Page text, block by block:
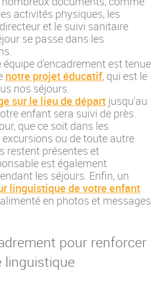
activités physiques, les
et le suivi sanitaire
se passe dans les
équipe d'encadrement est tenue
notre projet éducatif, qui est le
nos séjours.
sur le lieu de départ jusqu'au
enfant sera suivi de près.
que ce soit dans les
ou de toute autre
restent présentes et
est également
les séjours. Enfin, un
linguistique de votre enfant
en photos et messages
pour renforcer
linguistique